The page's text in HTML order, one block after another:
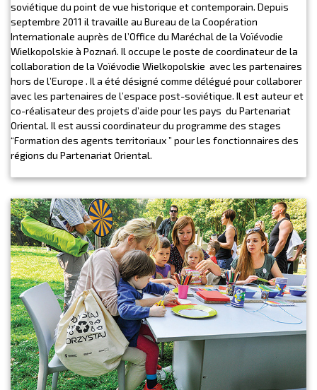
soviétique du point de vue historique et contemporain. Depuis
septembre 2011 il travaille au Bureau de la Coopération
Internationale auprès de l’Office du Maréchal de la Voïévodie
Wielkopolskie à Poznań. Il occupe le poste de coordinateur de la
collaboration de la Voïévodie Wielkopolskie avec les partenaires
hors de l’Europe . Il a été désigné comme délégué pour collaborer
avec les partenaires de l’espace post-soviétique. Il est auteur et
co-réalisateur des projets d’aide pour les pays du Partenariat
Oriental. Il est aussi coordinateur du programme des stages
“Formation des agents territoriaux ” pour les fonctionnaires des
régions du Partenariat Oriental.